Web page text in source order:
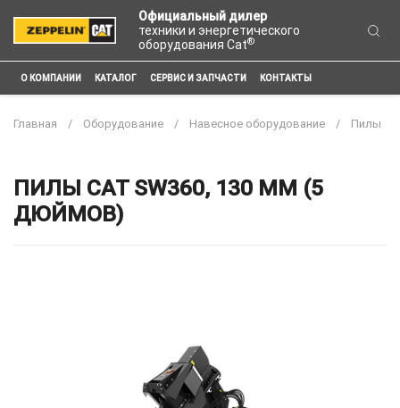
Официальный дилер
техники и энергетического
оборудования Cat®
О КОМПАНИИ КАТАЛОГ СЕРВИС И ЗАПЧАСТИ КОНТАКТЫ
Главная Оборудование Навесное оборудование Пилы
ПИЛЫ CAT SW360, 130 ММ (5
ДЮЙМОВ)